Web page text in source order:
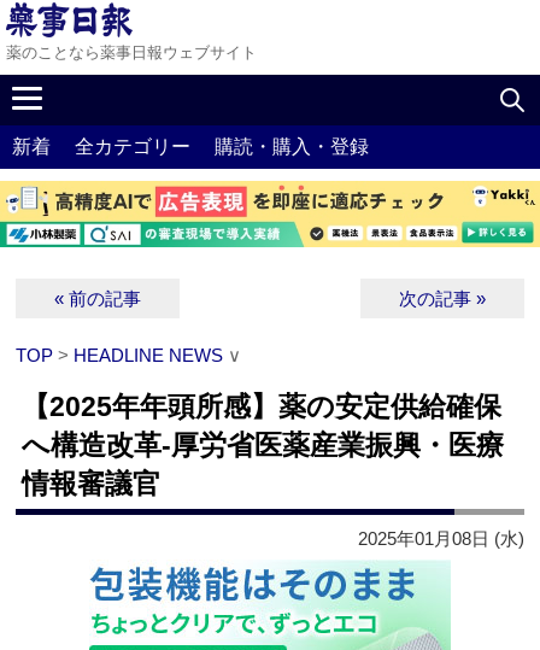
薬のことなら薬事日報ウェブサイト
新着 全カテゴリー 購読・購入・登録
« 前の記事 次の記事 »
TOP > HEADLINE NEWS ∨
【2025年年頭所感】薬の安定供給確保
へ構造改革‐厚労省医薬産業振興・医療
情報審議官
2025年01月08日 (水)